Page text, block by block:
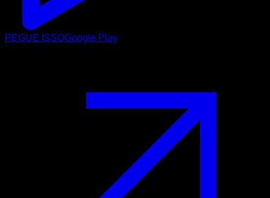
PEGUE ISSOGoogle Play